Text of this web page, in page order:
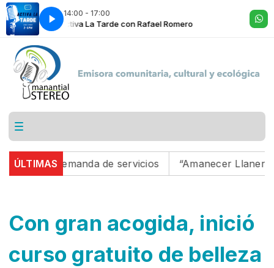
14:00 - 17:00
Activa La Tarde con Rafael Romero
ÚLTIMAS
demanda de servicios “Amanecer Llanero”: un
Con gran acogida, inició
curso gratuito de belleza